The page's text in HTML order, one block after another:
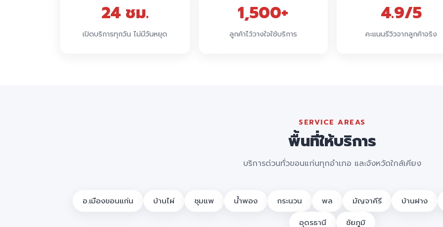
24 ชม.
เปิดบริการทุกวัน ไม่มีวันหยุด
1,500+
ลูกค้าไว้วางใจใช้บริการ
4.9/5
คะแนนรีวิวจากลูกค้าจริง
SERVICE AREAS
พื้นที่ให้บริการ
บริการด่วนทั่วขอนแก่นทุกอำเภอ และจังหวัดใกล้เคียง
อ.เมืองขอนแก่น บ้านไผ่ ชุมแพ น้ำพอง กระนวน พล มัญจาคีรี
บ้านฝาง
อุดรธานี
ชัยภูมิ